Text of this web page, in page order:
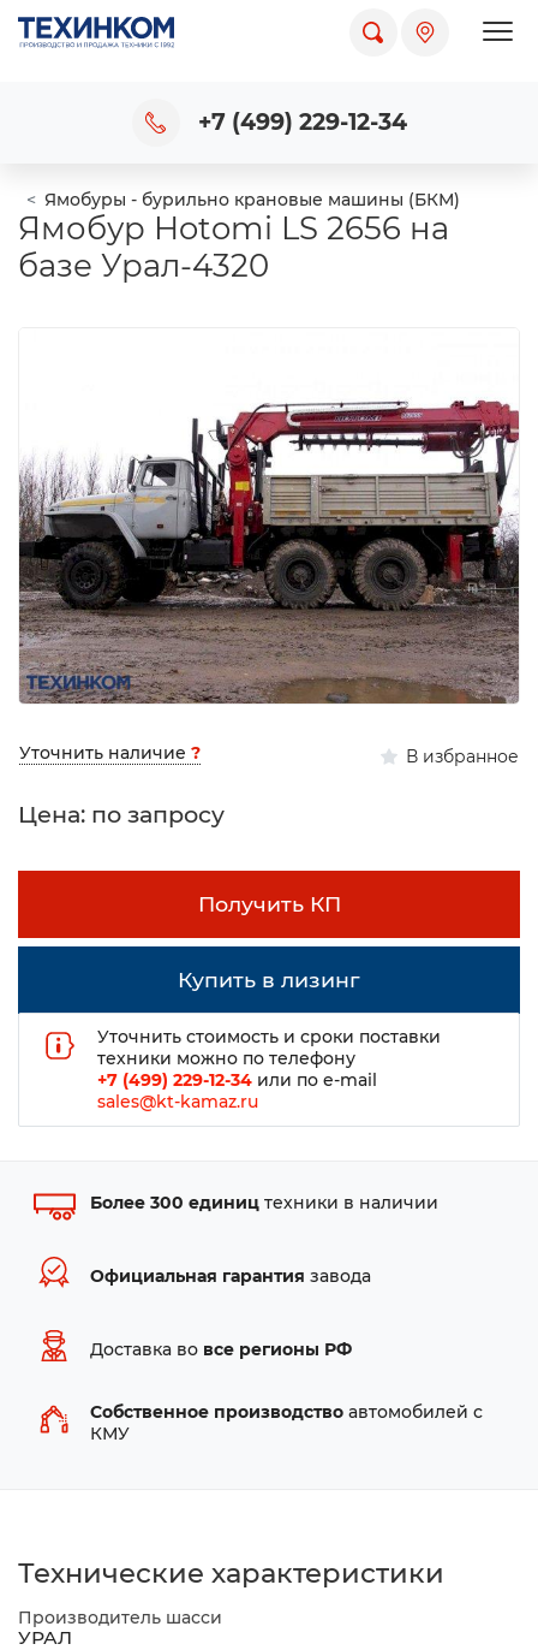
+7 (499) 229-12-34
Ямобуры - бурильно крановые машины (БКМ)
Ямобур Hotomi LS 2656 на
базе Урал-4320
Уточнить наличие ? В избранное
Цена: по запросу
Получить КП
Купить в лизинг
Уточнить стоимость и сроки поставки
техники можно по телефону
+7 (499) 229-12-34 или по e-mail
sales@kt-kamaz.ru
Более 300 единиц техники в наличии
Официальная гарантия завода
Доставка во все регионы РФ
Собственное производство автомобилей с
КМУ
Технические характеристики
Производитель шасси
УРАЛ